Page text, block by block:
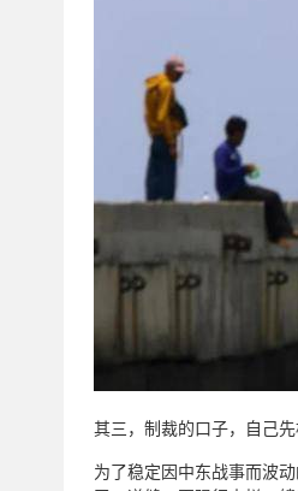
其三，制裁的口子，自己
为了稳定因中东战事而波